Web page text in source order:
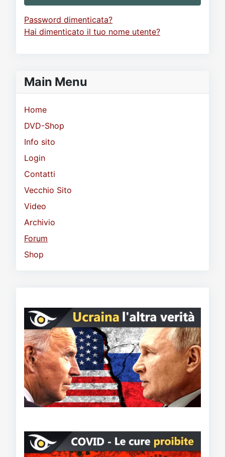
Password dimenticata?
Hai dimenticato il tuo nome utente?
Main Menu
Home
DVD-Shop
Info sito
Login
Contatti
Vecchio Sito
Video
Archivio
Forum
Shop